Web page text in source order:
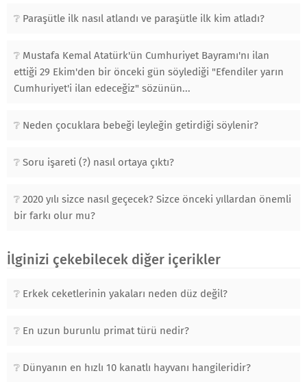
Paraşütle ilk nasıl atlandı ve paraşütle ilk kim atladı?
Mustafa Kemal Atatürk'ün Cumhuriyet Bayramı'nı ilan
ettiği 29 Ekim'den bir önceki gün söylediği "Efendiler yarın
Cumhuriyet'i ilan edeceğiz" sözünün...
Neden çocuklara bebeği leyleğin getirdiği söylenir?
Soru işareti (?) nasıl ortaya çıktı?
2020 yılı sizce nasıl geçecek? Sizce önceki yıllardan önemli
bir farkı olur mu?
İlginizi çekebilecek diğer içerikler
Erkek ceketlerinin yakaları neden düz değil?
En uzun burunlu primat türü nedir?
Dünyanın en hızlı 10 kanatlı hayvanı hangileridir?